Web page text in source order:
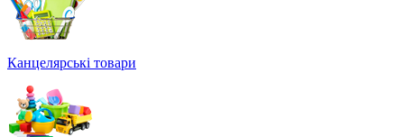
Канцелярські товари